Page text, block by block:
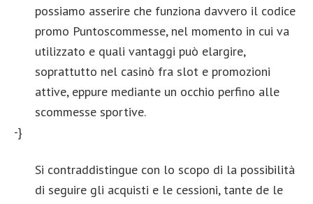
possiamo asserire che funziona davvero il codice
promo Puntoscommesse, nel momento in cui va
utilizzato e quali vantaggi può elargire,
soprattutto nel casinò fra slot e promozioni
attive, eppure mediante un occhio perfino alle
scommesse sportive.
-}
Si contraddistingue con lo scopo di la possibilità
di seguire gli acquisti e le cessioni, tante de le